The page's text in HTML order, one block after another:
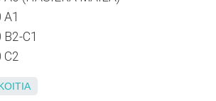
C1
C2